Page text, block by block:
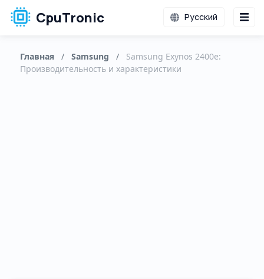
CpuTronic Русский
Главная / Samsung /
Samsung Exynos 2400e:
Производительность и характеристики